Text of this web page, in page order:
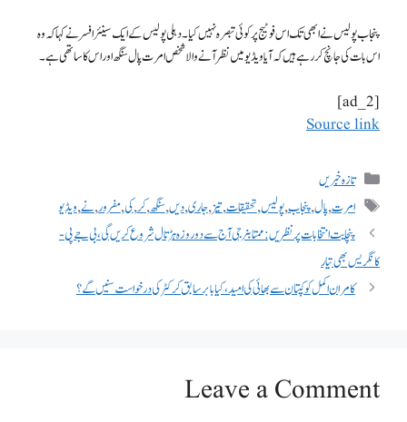
پنجاب پولیس نے ابھی تک اس فوٹیج پر کوئی تبصرہ نہیں کیا۔ دہلی پولیس کے ایک سینئر افسر نے کہا کہ وہ
اس بات کی جانچ کر رہے ہیں کہ آیا ویڈیو میں نظر آنے والا شخص امرت پال سنگھ اور اس کا ساتھی ہے۔
[ad_2]
Source link
تازہ خبریں
امرت,پال,پنجاب,پولیس,تحقیقات,تیز,جاری,دیں,سنگھ,کر,کی,مفرور,نے,ویڈیو
پنچایت انتخابات پر نظریں: ممتا بنرجی آج سے دو روزہ ہڑتال شروع کریں گی، بی جے پی-
کانگریس بھی تیار
کامران اکمل کو کپتان سے بھائی کی امید، کیا بابر سابق کرکٹر کی درخواست سنیں گے؟
Leave a Comment